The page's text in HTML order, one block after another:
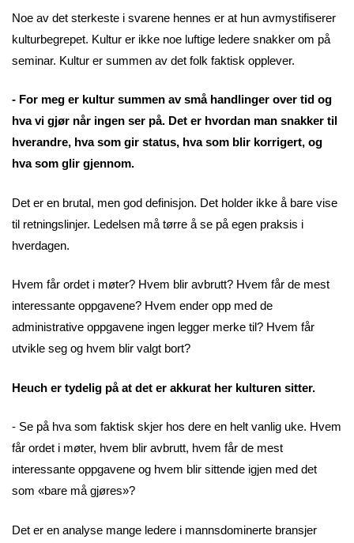
Noe av det sterkeste i svarene hennes er at hun avmystifiserer
kulturbegrepet. Kultur er ikke noe luftige ledere snakker om på
seminar. Kultur er summen av det folk faktisk opplever.
- For meg er kultur summen av små handlinger over tid og
hva vi gjør når ingen ser på. Det er hvordan man snakker til
hverandre, hva som gir status, hva som blir korrigert, og
hva som glir gjennom.
Det er en brutal, men god definisjon. Det holder ikke å bare vise
til retningslinjer. Ledelsen må tørre å se på egen praksis i
hverdagen.
Hvem får ordet i møter? Hvem blir avbrutt? Hvem får de mest
interessante oppgavene? Hvem ender opp med de
administrative oppgavene ingen legger merke til? Hvem får
utvikle seg og hvem blir valgt bort?
Heuch er tydelig på at det er akkurat her kulturen sitter.
- Se på hva som faktisk skjer hos dere en helt vanlig uke. Hvem
får ordet i møter, hvem blir avbrutt, hvem får de mest
interessante oppgavene og hvem blir sittende igjen med det
som «bare må gjøres»?
Det er en analyse mange ledere i mannsdominerte bransjer